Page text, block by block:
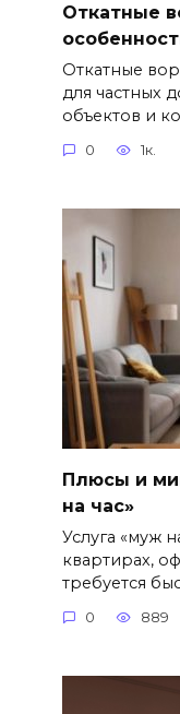
Откатные
Откатные
для частных
объектов и
0 1к.
Плюсы и
на час»
Услуга «муж
квартирах,
требуется
0 889